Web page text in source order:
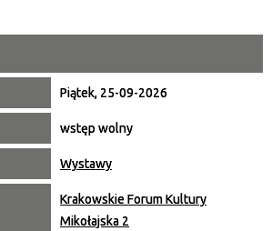
Promowane
Piątek, 25-09-2026
wstęp wolny
Wystawy
Krakowskie Forum Kultury
Mikołajska 2